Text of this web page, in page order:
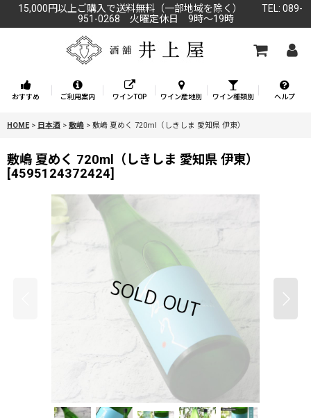
15,000円以上ご購入で送料無料（一部地域を除く） TEL: 089-
951-0268 火曜定休日 9時～19時
おすすめ ご利用案内 ワインTOP ワイン産地別 ワイン種類別 ヘルプ
HOME > 日本酒 > 敷嶋 > 敷嶋 夏めく 720ml（しきしま 愛知県 伊東）
敷嶋 夏めく 720ml（しきしま 愛知県 伊東）
[4595124372424]